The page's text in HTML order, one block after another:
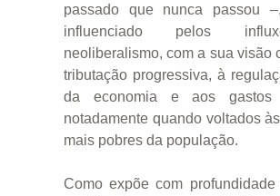
passado que nunca passou
influenciado pelos
neoliberalismo, com a sua visão
tributação progressiva, à
da economia e aos gastos
notadamente quando voltados
mais pobres da população.
Como expõe com